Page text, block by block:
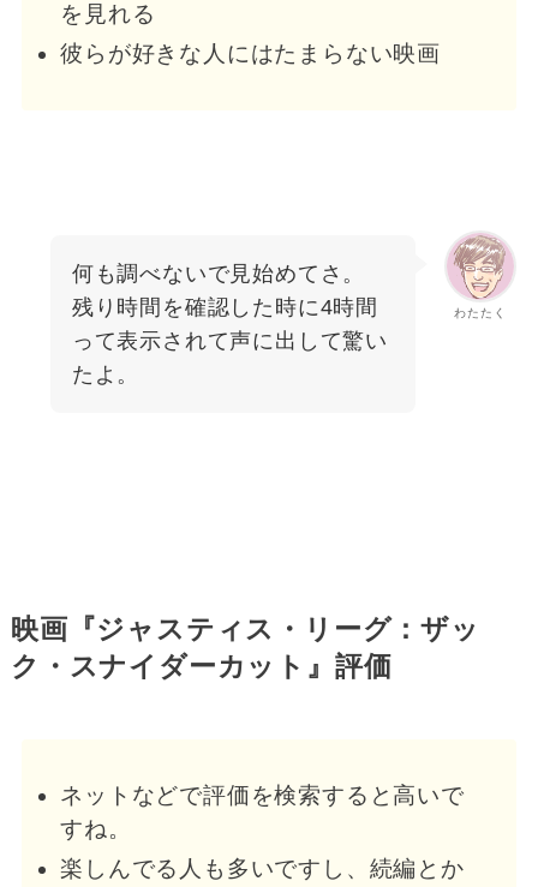
を見れる
彼らが好きな人にはたまらない映画
わたたく
何も調べないで見始めてさ。
残り時間を確認した時に4時間
って表示されて声に出して驚い
たよ。
映画『ジャスティス・リーグ：ザッ
ク・スナイダーカット』評価
ネットなどで評価を検索すると高いで
すね。
楽しんでる人も多いですし、続編とか